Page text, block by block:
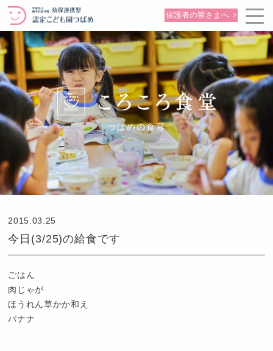
保護者の皆さまへ
つばめの食育
2015.03.25
今日(3/25)の給食です
ごはん
肉じゃが
ほうれん草かか和え
バナナ